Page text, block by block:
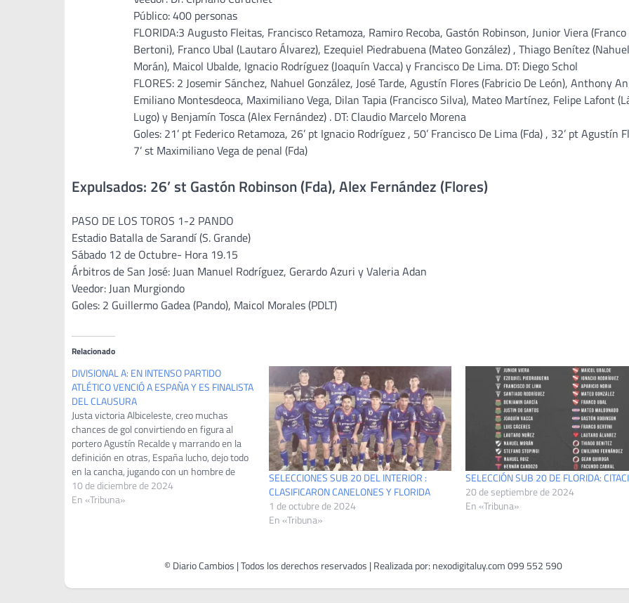
Público: 400 personas
FLORIDA:3 Augusto Fleitas, Francisco Retamoza, Ramiro Recoba, Gastón Robinson, Junior Viera (Franco
Bertoni), Franco Ubal (Lautaro Álvarez), Ezequiel Piedrabuena (Mateo González) , Thiago Benítez (Nahuel
Morán), Maicol Ubalde, Ignacio Rodríguez (Joaquín Vacca) y Francisco De Lima. DT: Diego Schol
FLORES: 2 Josemir Sánchez, Nahuel González, José Tarde, Agustín Flores (Fabricio De León), Anthony
Emiliano Montesdeoca, Maximiliano Vega, Dilan Tapia (Francisco Silva), Mateo Martínez, Felipe Lafont
Lugo) y Benjamín Tosca (Alex Fernández) . DT: Claudio Marcelo Morena
Goles: 21’ pt Federico Retamoza, 26’ pt Ignacio Rodríguez , 50’ Francisco De Lima (Fda) , 32’ pt Agustín
7’ st Maximiliano Vega de penal (Fda)
Expulsados: 26’ st Gastón Robinson (Fda), Alex Fernández (Flores)
PASO DE LOS TOROS 1-2 PANDO
Estadio Batalla de Sarandí (S. Grande)
Sábado 12 de Octubre- Hora 19.15
Árbitros de San José: Juan Manuel Rodríguez, Gerardo Azuri y Valeria Adan
Veedor: Juan Murgiondo
Goles: 2 Guillermo Gadea (Pando), Maicol Morales (PDLT)
Relacionado
DIVISIONAL A: EN INTENSO PARTIDO
ATLÉTICO VENCIÓ A ESPAÑA Y ES FINALISTA
DEL CLAUSURA
Justa victoria Albiceleste, creo muchas
chances de gol convirtiendo en figura al
portero Agustín Recalde y marrando en la
definición en otras, España lucho, dejo todo
en la cancha, jugando con un hombre de
menos casi todo el complemento, presionó
la defensa rival y exigió a un Fabio García
10 de diciembre de 2024
En «Tribuna»
SELECCIONES SUB 20 DEL INTERIOR :
CLASIFICARON CANELONES Y FLORIDA
1 de octubre de 2024
En «Tribuna»
SELECCIÓN SUB 20 DE FLORIDA:
20 de septiembre de 2024
En «Tribuna»